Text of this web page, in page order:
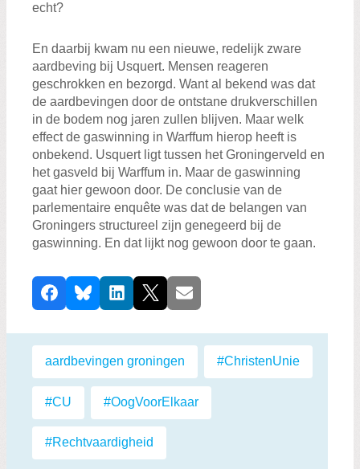
echt?
En daarbij kwam nu een nieuwe, redelijk zware
aardbeving bij Usquert. Mensen reageren
geschrokken en bezorgd. Want al bekend was dat
de aardbevingen door de ontstane drukverschillen
in de bodem nog jaren zullen blijven. Maar welk
effect de gaswinning in Warffum hierop heeft is
onbekend. Usquert ligt tussen het Groningerveld en
het gasveld bij Warffum in. Maar de gaswinning
gaat hier gewoon door. De conclusie van de
parlementaire enquête was dat de belangen van
Groningers structureel zijn genegeerd bij de
gaswinning. En dat lijkt nog gewoon door te gaan.
D
e
e
l
t
e
FacebookBlueskyLinkedIn
X E-mail
Labels:
aardbevingen groningen #ChristenUnie
#CU #OogVoorElkaar
#Rechtvaardigheid